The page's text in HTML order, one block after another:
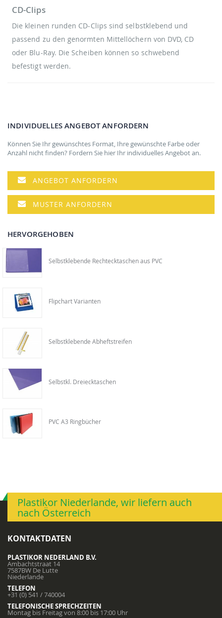
CD-Clips
Die kleinen runden CD-Clips sind selbstklebend und
passend zu den genormten Mittellöchern von DVD, CD
oder Blu-Ray. Die Scheiben können so schwebend
befestigt werden.
INDIVIDUELLES ANGEBOT ANFORDERN
Können Sie Ihr gewünschtes Format, Ihre gewünschte Farbe oder
Anzahl nicht finden? Fordern Sie hier Ihr individuelles Angebot an.
ANGEBOT ANFORDERN
MUSTER ANFORDERN
HERVORGEHOBEN
Selbstklebende Rechtecktaschen aus PVC
Flipchart Varianten
Selbstklebende Abheftstreifen
Selbstkl. Dreiecktaschen
PVC A3 Ringbücher
Plastikor Niederlande, wir liefern auch
nach Österreich
KONTAKTDATEN
PLASTIKOR NEDERLAND B.V.
Ambachtstraat 14
7587BW De Lutte
Niederlande
TELEFON
+31 (0) 541 / 740004
TELEFONISCHE SPRECHZEITEN
Montag bis Freitag von 8:00 bis 17:00 Uhr